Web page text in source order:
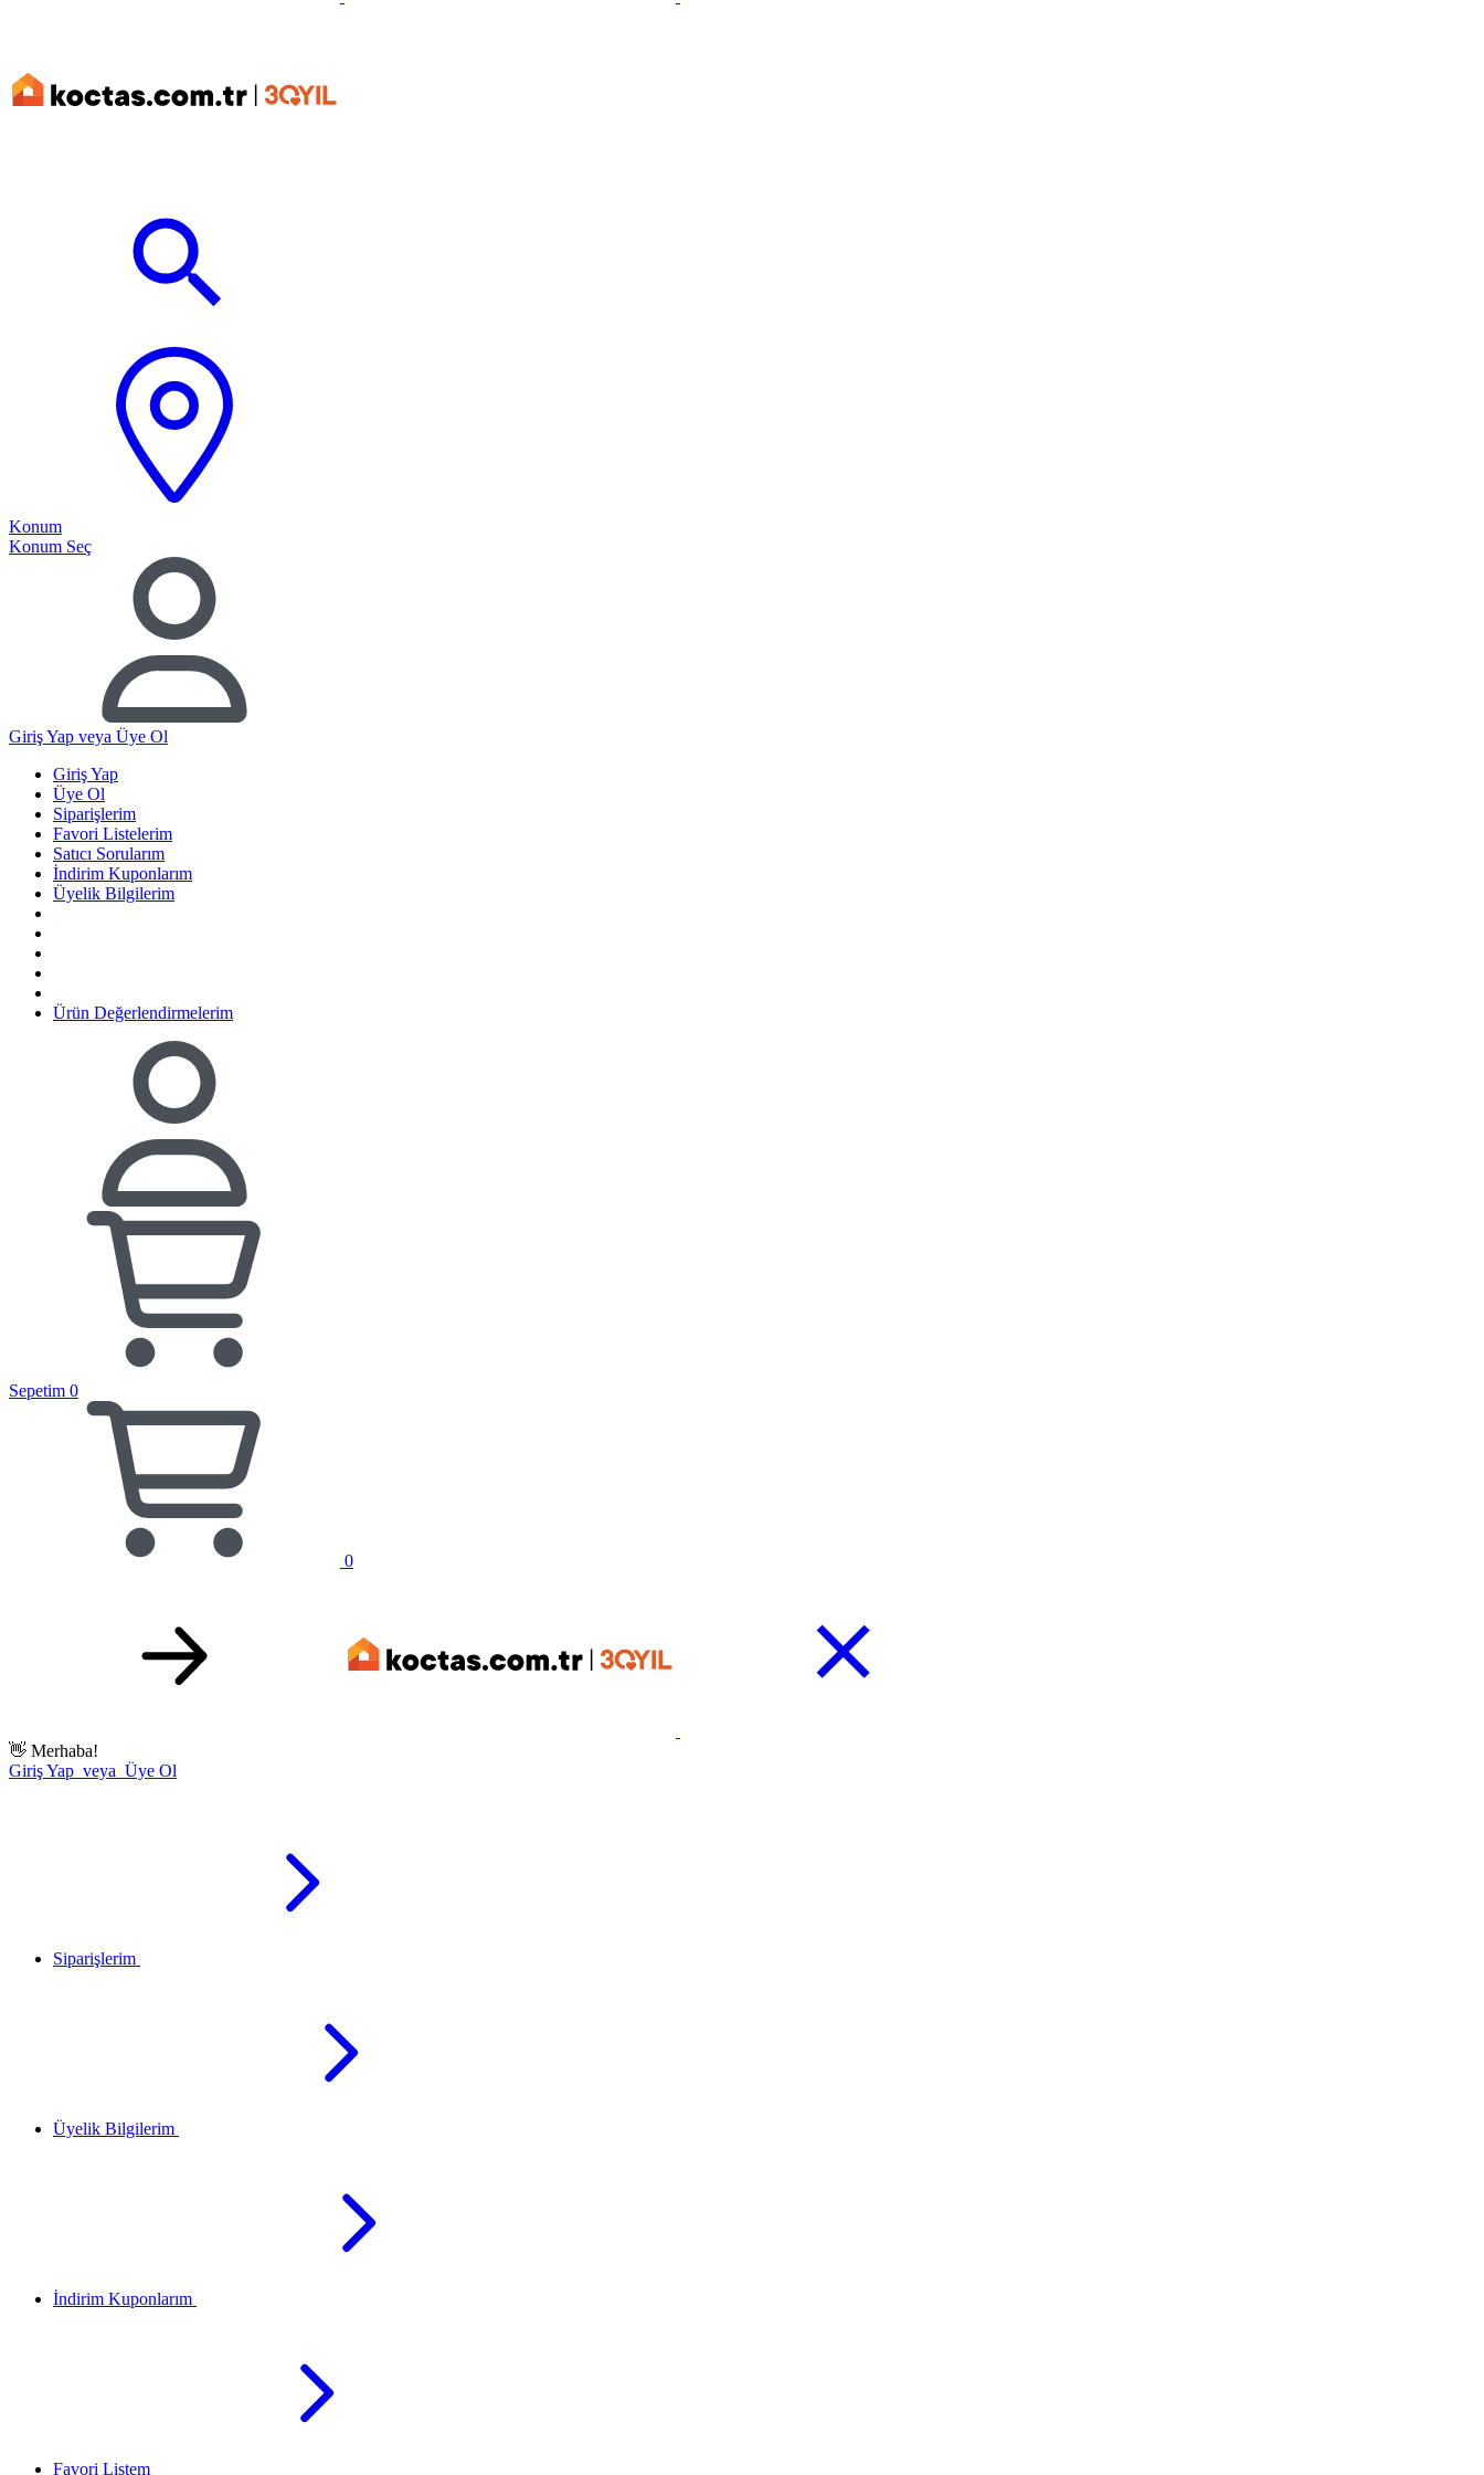
Konum
Konum Seç
Giriş Yap veya Üye Ol
Giriş Yap
Üye Ol
Siparişlerim
Favori Listelerim
Satıcı Sorularım
İndirim Kuponlarım
Üyelik Bilgilerim
Ürün Değerlendirmelerim
Sepetim 0
0
👋 Merhaba!
Giriş Yap veya Üye Ol
Siparişlerim
Üyelik Bilgilerim
İndirim Kuponlarım
Favori Listem